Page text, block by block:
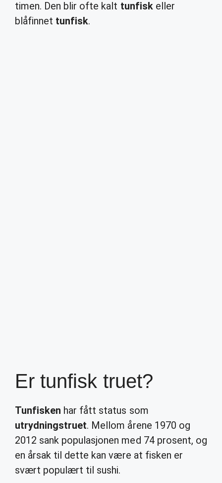
timen. Den blir ofte kalt tunfiskeller
blåfinnet tunfisk.
Er tunfisk truet?
Tunfisken har fått status som
utrydningstruet. Mellom årene 1970 og
2012 sank populasjonen med 74 prosent, og
en årsak til dette kan være at fisken er
svært populært til sushi.